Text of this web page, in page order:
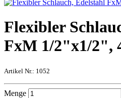
Flexibler
FxM 1/2"x1/2",
Artikel Nr.: 1052
Menge